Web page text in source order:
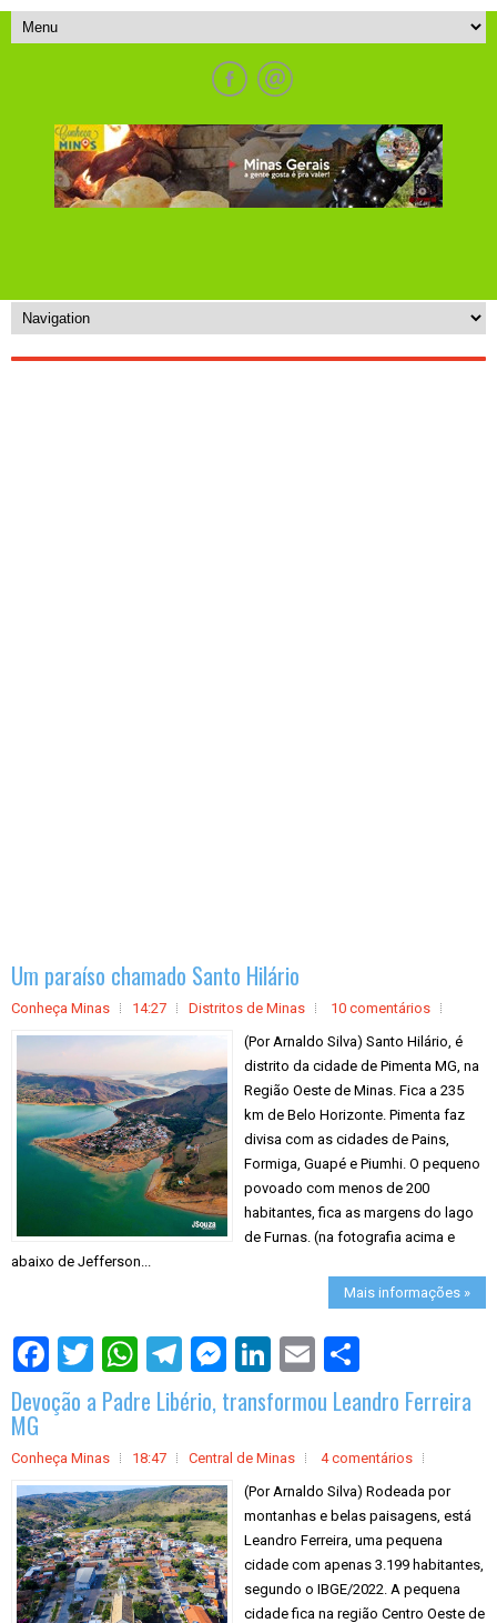
Um paraíso chamado Santo Hilário
Conheça Minas 14:27 Distritos de Minas
10 comentários
(Por Arnaldo Silva) Santo Hilário, é
distrito da cidade de Pimenta MG, na
Região Oeste de Minas. Fica a 235
km de Belo Horizonte. Pimenta faz
divisa com as cidades de Pains,
Formiga, Guapé e Piumhi. O pequeno
povoado com menos de 200
habitantes, fica as margens do lago
de Furnas. (na fotografia acima e
abaixo de Jefferson...
Mais informações »
r
e
Devoção a Padre Libério, transformou Leandro Ferreira
MG
Conheça Minas 18:47 Central de Minas
4 comentários
(Por Arnaldo Silva) Rodeada por
montanhas e belas paisagens, está
Leandro Ferreira, uma pequena
cidade com apenas 3.199 habitantes,
segundo o IBGE/2022. A pequena
cidade fica na região Centro Oeste de